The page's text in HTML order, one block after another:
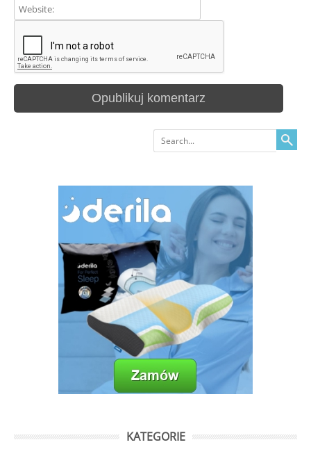
Search
KATEGORIE